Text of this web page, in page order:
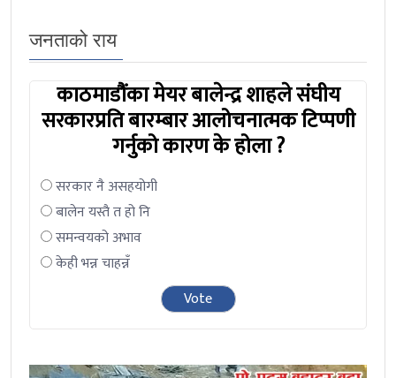
जनताको राय
काठमाडौंका मेयर बालेन्द्र शाहले संघीय
सरकारप्रति बारम्बार आलोचनात्मक टिप्पणी
गर्नुको कारण के होला ?
सरकार नै असहयोगी
बालेन यस्तै त हो नि
समन्वयको अभाव
केही भन्न चाहन्नँ